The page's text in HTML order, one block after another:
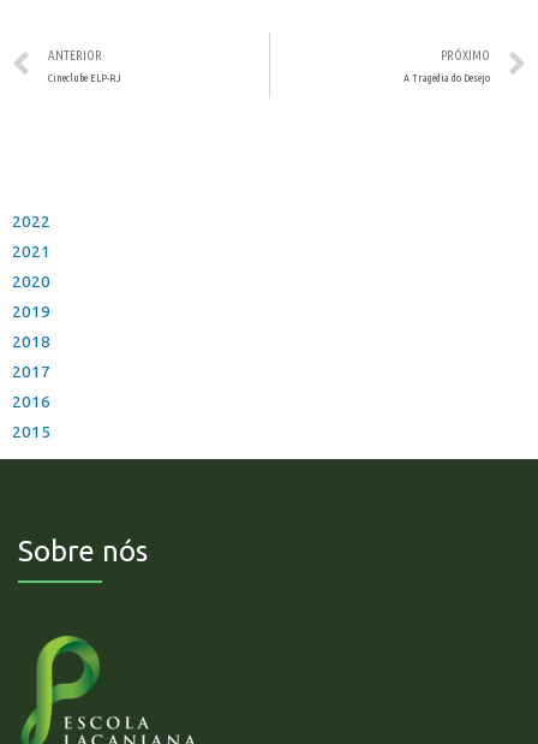
ANTERIOR
Cineclube ELP-RJ
PRÓXIMO
A Tragédia do Desejo
2022
2021
2020
2019
2018
2017
2016
2015
Sobre nós